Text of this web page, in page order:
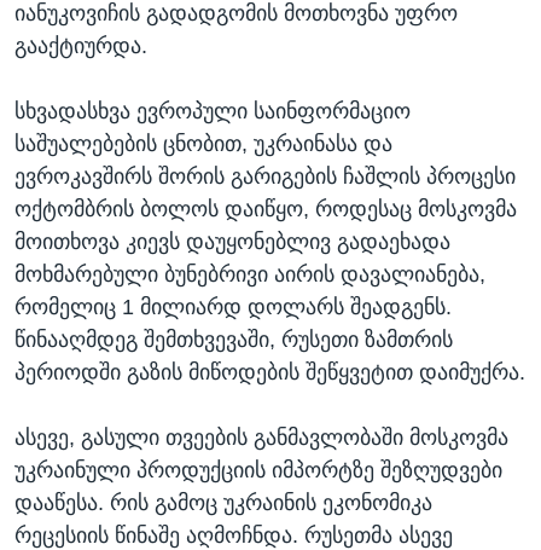
იანუკოვიჩის გადადგომის მოთხოვნა უფრო
გააქტიურდა.
სხვადასხვა ევროპული საინფორმაციო
საშუალებების ცნობით, უკრაინასა და
ევროკავშირს შორის გარიგების ჩაშლის პროცესი
ოქტომბრის ბოლოს დაიწყო, როდესაც მოსკოვმა
მოითხოვა კიევს დაუყონებლივ გადაეხადა
მოხმარებული ბუნებრივი აირის დავალიანება,
რომელიც 1 მილიარდ დოლარს შეადგენს.
წინააღმდეგ შემთხვევაში, რუსეთი ზამთრის
პერიოდში გაზის მიწოდების შეწყვეტით დაიმუქრა.
ასევე, გასული თვეების განმავლობაში მოსკოვმა
უკრაინული პროდუქციის იმპორტზე შეზღუდვები
დააწესა. რის გამოც უკრაინის ეკონომიკა
რეცესიის წინაშე აღმოჩნდა. რუსეთმა ასევე